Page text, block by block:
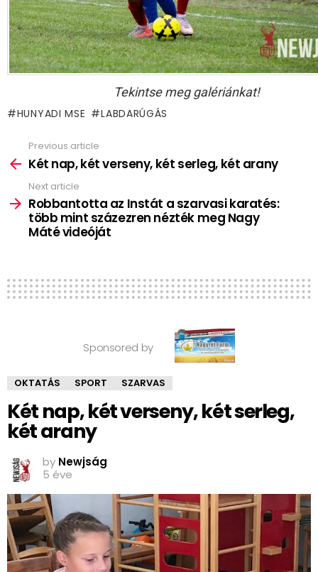
Tekintse meg galériánkat!
HUNYADI MSE LABDARÚGÁS
more
Previous article
Két nap, két verseny, két serleg, két arany
Next article
Robbantotta az Instát a szarvasi karatés:
több mint százezren nézték meg Nagy
Máté videóját
Sponsored by
OKTATÁS SPORT SZARVAS
Két nap, két verseny, két serleg,
két arany
by Newjság
5 éve